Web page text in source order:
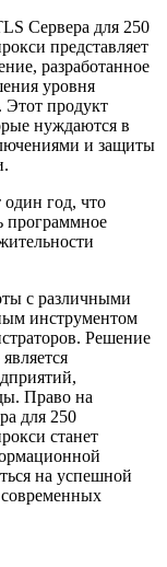
Сервера для 250
представляет
разработанное
уровня
Этот продукт
нуждаются в
и защиты
один год, что
программное
с различными
инструментом
Решение
Право на
для 250
станет
на успешной
современных